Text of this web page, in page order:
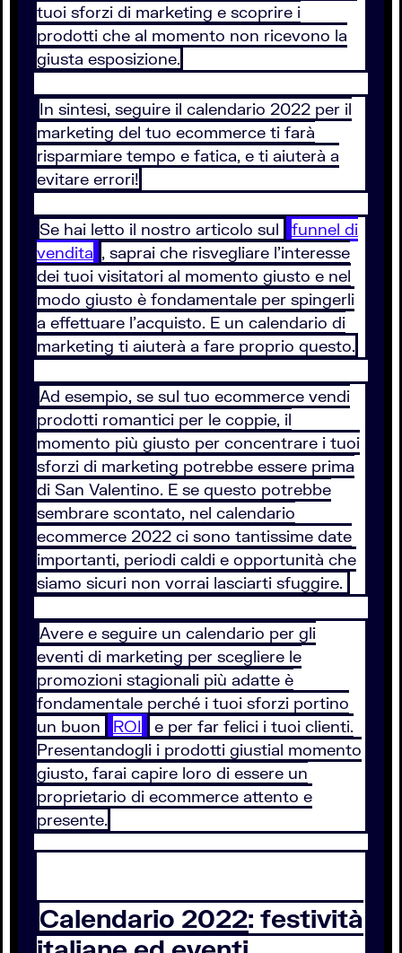
tuoi sforzi di marketing e scoprire i
prodotti che al momento non ricevono la
giusta esposizione.
In sintesi, seguire il calendario 2022 per il
marketing del tuo ecommerce ti farà
risparmiare tempo e fatica, e ti aiuterà a
evitare errori!
Se hai letto il nostro articolo sul
funnel di
vendita , saprai che risvegliare l’interesse
dei tuoi visitatori al momento giusto e nel
modo giusto è fondamentale per spingerli
a effettuare l’acquisto. E un calendario di
marketing ti aiuterà a fare proprio questo.
Ad esempio, se sul tuo ecommerce vendi
prodotti romantici per le coppie, il
momento più giusto per concentrare i tuoi
sforzi di marketing potrebbe essere prima
di San Valentino. E se questo potrebbe
sembrare scontato, nel calendario
ecommerce 2022 ci sono tantissime date
importanti, periodi caldi e opportunità che
siamo sicuri non vorrai lasciarti sfuggire.
Avere e seguire un calendario per gli
eventi di marketing per scegliere le
promozioni stagionali più adatte è
fondamentale perché i tuoi sforzi portino
un buon
ROI
e per far felici i tuoi clienti.
Presentandogli i prodotti giustial momento
giusto, farai capire loro di essere un
proprietario di ecommerce attento e
presente.
Calendario 2022: festività